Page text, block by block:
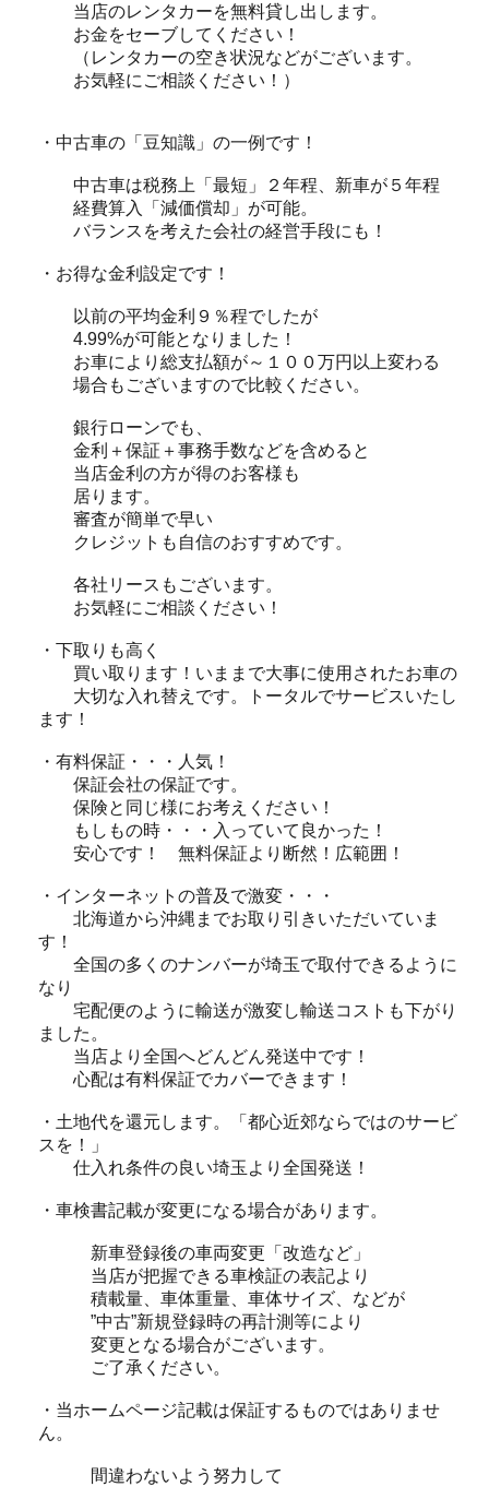
当店のレンタカーを無料貸し出します。
お金をセーブしてください！
（レンタカーの空き状況などがございます。
お気軽にご相談ください！）
・中古車の「豆知識」の一例です！
中古車は税務上「最短」２年程、新車が５年程
経費算入「減価償却」が可能。
バランスを考えた会社の経営手段にも！
・お得な金利設定です！
以前の平均金利９％程でしたが
4.99%が可能となりました！
お車により総支払額が～１００万円以上変わる
場合もございますので比較ください。
銀行ローンでも、
金利＋保証＋事務手数などを含めると
当店金利の方が得のお客様も
居ります。
審査が簡単で早い
クレジットも自信のおすすめです。
各社リースもございます。
お気軽にご相談ください！
・下取りも高く
買い取ります！いままで大事に使用されたお車の
大切な入れ替えです。トータルでサービスいたし
ます！
・有料保証・・・人気！
保証会社の保証です。
保険と同じ様にお考えください！
もしもの時・・・入っていて良かった！
安心です！ 無料保証より断然！広範囲！
・インターネットの普及で激変・・・
北海道から沖縄までお取り引きいただいていま
す！
全国の多くのナンバーが埼玉で取付できるように
なり
宅配便のように輸送が激変し輸送コストも下がり
ました。
当店より全国へどんどん発送中です！
心配は有料保証でカバーできます！
・土地代を還元します。「都心近郊ならではのサービ
スを！」
仕入れ条件の良い埼玉より全国発送！
・車検書記載が変更になる場合があります。
新車登録後の車両変更「改造など」
当店が把握できる車検証の表記より
積載量、車体重量、車体サイズ、などが
”中古”新規登録時の再計測等により
変更となる場合がございます。
ご了承ください。
・当ホームページ記載は保証するものではありませ
ん。
間違わないよう努力して